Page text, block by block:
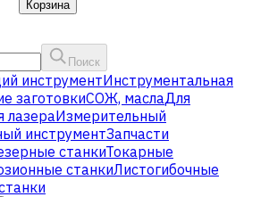
Корзина
Поиск
инструментИнструментальная
заготовкиСОЖ, маслаДля
лазераИзмерительный
инструментЗапчасти
станкиТокарные
станкиЛистогибочные